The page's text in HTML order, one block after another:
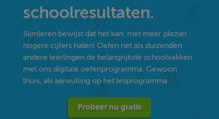
schoolresultaten.
Slimleren bewijst dat het kan: met meer plezier
hogere cijfers halen! Oefen net als duizenden
andere leerlingen de belangrijkste schoolvakken
met ons digitale oefenprogramma. Gewoon
thuis, als aanvulling op het lesprogramma.
Probeer nu gratis